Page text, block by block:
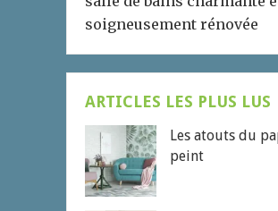
soigneusement rénovée
ARTICLES LES PLUS LUS
Les atouts du
peint